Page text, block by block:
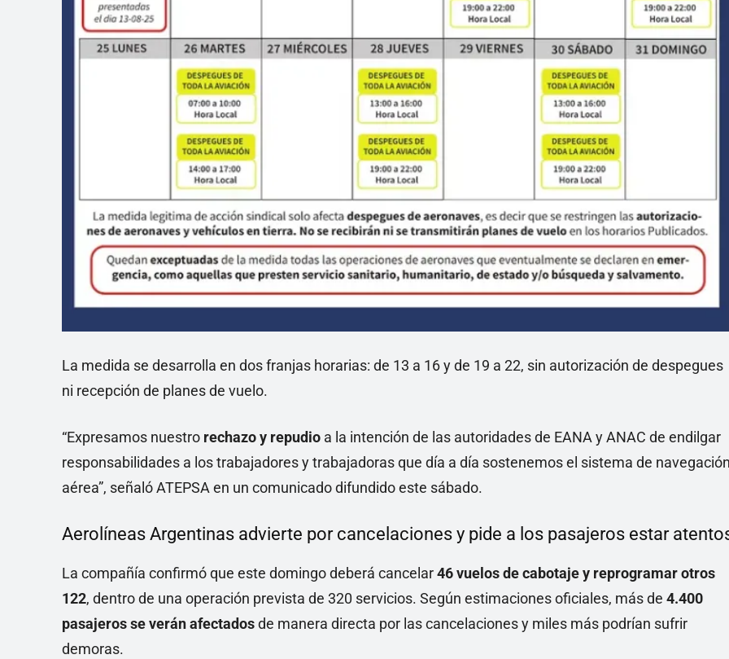
La medida se desarrolla en dos franjas horarias: de 13 a 16 y de 19 a 22, sin autorización de despegues
ni recepción de planes de vuelo.
“Expresamos nuestro rechazo y repudio a la intención de las autoridades de EANA y ANAC de endilgar
responsabilidades a los trabajadores y trabajadoras que día a día sostenemos el sistema de
aérea”, señaló ATEPSA en un comunicado difundido este sábado.
Aerolíneas Argentinas advierte por cancelaciones y pide a los pasajeros estar
La compañía confirmó que este domingo deberá cancelar46 vuelos de cabotaje y reprogramar otros
122, dentro de una operación prevista de 320 servicios. Según estimaciones oficiales, más de 4.400
pasajeros se verán afectadosde manera directa por las cancelaciones y miles más podrían sufrir
demoras.